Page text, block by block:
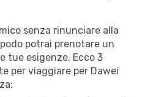
senza rinunciare alla
potrai prenotare un
tue esigenze. Ecco 3
per viaggiare per Dawei